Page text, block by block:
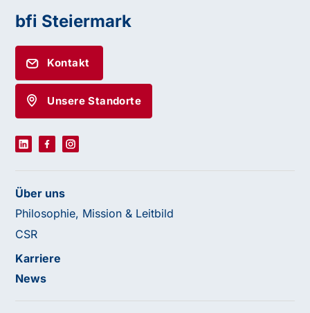
bfi Steiermark
Kontakt
Unsere Standorte
Über uns
Philosophie, Mission & Leitbild
CSR
Karriere
News